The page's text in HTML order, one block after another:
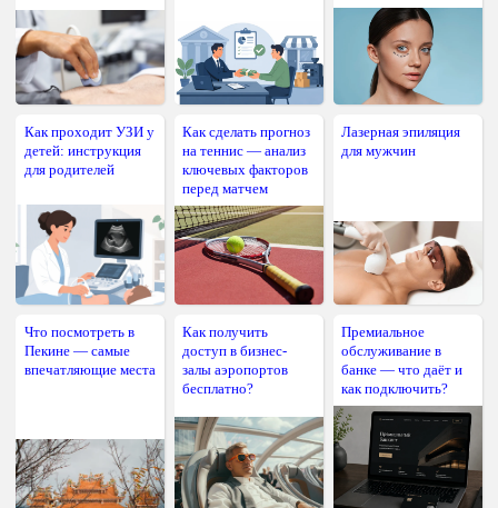
Как проходит УЗИ у
детей: инструкция
для родителей
Как сделать прогноз
на теннис — анализ
ключевых факторов
перед матчем
Лазерная эпиляция
для мужчин
Что посмотреть в
Пекине — самые
впечатляющие места
Как получить
доступ в бизнес-
залы аэропортов
бесплатно?
Премиальное
обслуживание в
банке — что даёт и
как подключить?